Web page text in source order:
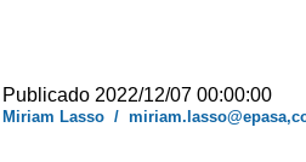
Publicado 2022/12/07 00:00:00
Miriam Lasso /